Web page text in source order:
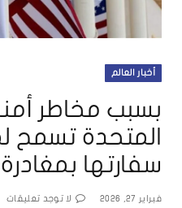
أخبار العالم
بسبب مخاطر
المتحدة
سفارتها
فبراير 27, 2026 لا توجد تعليقات